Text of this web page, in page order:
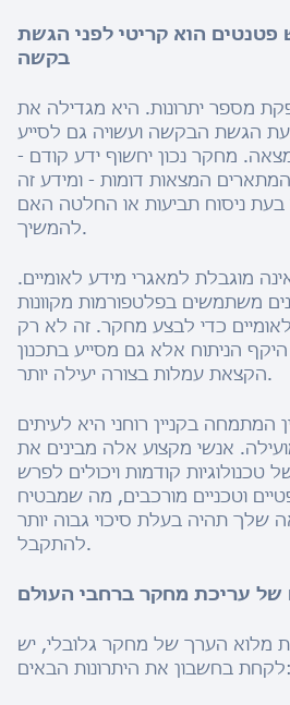
פטנטים הוא קריטי לפני הגשת
בקשה
מספר יתרונות. היא מגדילה את
הגשת הבקשה ועשויה גם לסייע
מחקר נכון יחשוף ידע קודם -
המצאות דומות - ומידע זה
ניסוח תביעות או החלטה האם
להמשיך.
מוגבלת למאגרי מידע לאומיים.
משתמשים בפלטפורמות מקוונות
כדי לבצע מחקר. זה לא רק
הניתוח אלא גם מסייע בתכנון
הקצאת עמלות בצורה יעילה יותר.
המתמחה בקניין רוחני היא לעיתים
אנשי מקצוע אלה מבינים את
טכנולוגיות קודמות ויכולים לפרש
וטכניים מורכבים, מה שמבטיח
שלך תהיה בעלת סיכוי גבוה יותר
להתקבל.
של עריכת מחקר ברחבי העולם
מלוא הערך של מחקר גלובלי, יש
לקחת בחשבון את היתרונות הבאים: